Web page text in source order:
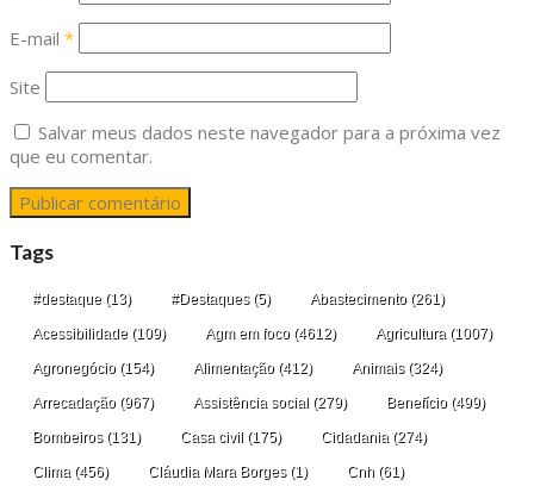
E-mail *
Site
Salvar meus dados neste navegador para a próxima vez
que eu comentar.
Tags
#destaque (13) #Destaques(5) Abastecimento(261)
Acessibilidade (109) Agm em foco(4612) Agricultura (1007)
Agronegócio(154) Alimentação(412) Animais(324)
Arrecadação(967) Assistência social (279) Benefício(499)
Bombeiros(131) Casa civil (175) Cidadania (274)
Clima (456) Cláudia Mara Borges(1) Cnh (61)